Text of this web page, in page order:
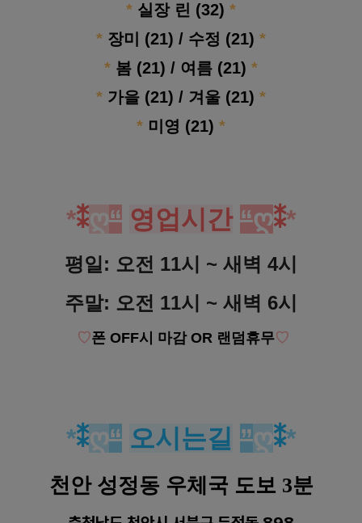
* 실장 린 (32) *
* 장미 (21) / 수정 (21) *
* 봄 (21) / 여름 (21) *
* 가을 (21) / 겨울 (21) *
* 미영 (21) *
*⁑ “ 영업시간 “ღ⁑*
평일: 오전 11시 ~ 새벽 4시
주말: 오전 11시 ~ 새벽 6시
♡폰 OFF시 마감 OR 랜덤휴무♡
*⁑ღ“ 오시는길 ”ღ⁑*
천안 성정동 우체국 도보 3분